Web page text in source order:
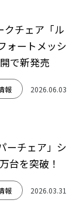
クチェア「ル
ォートメッシ
で新発売
報 2026.06.03
ーチェア」シ
台を突破！
報 2026.03.31